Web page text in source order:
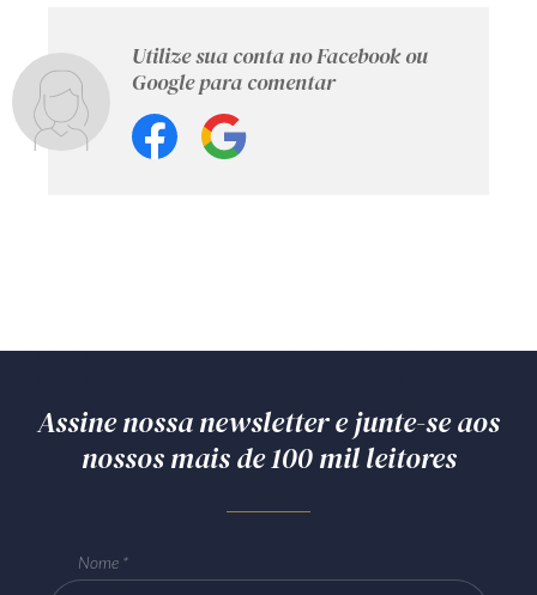
Utilize sua conta no Facebook ou
Google para comentar
Assine nossa newsletter e junte-se aos
nossos mais de 100 mil leitores
Nome